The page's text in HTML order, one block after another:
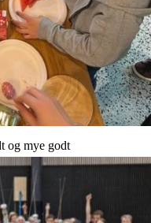
og mye godt